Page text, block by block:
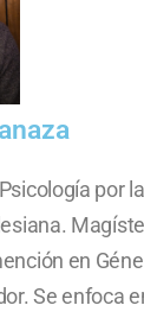
por
en
Se enfoca